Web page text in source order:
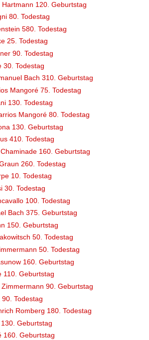
120. Geburtstag
80. Todestag
580. Todestag
25. Todestag
90. Todestag
Todestag
Bach 310. Geburtstag
Mangoré 75. Todestag
130. Todestag
Mangoré 80. Todestag
130. Geburtstag
410. Todestag
160. Geburtstag
260. Todestag
10. Todestag
30. Todestag
100. Todestag
Bach 375. Geburtstag
150. Geburtstag
50. Todestag
50. Todestag
160. Geburtstag
Geburtstag
90. Geburtstag
Todestag
Romberg 180. Todestag
Geburtstag
160. Geburtstag